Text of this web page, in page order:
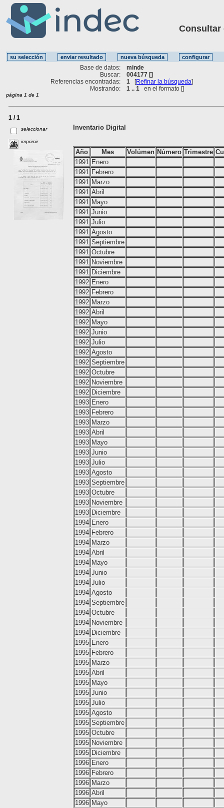
Consultar
Base de datos:
minde
Buscar:
004177 []
Referencias encontradas:
1 [Refinar la búsqueda]
Mostrando:
1 .. 1 en el formato []
página 1 de 1
1 / 1
seleccionar
imprimir
Inventario Digital
Año Mes Volúmen Número Trimestre
1991
Enero
1991
Febrero
1991
Marzo
1991 Abril
1991
Mayo
1991 Junio
1991 Julio
1991 Agosto
1991 Septiembre
1991 Octubre
1991
Noviembre
1991
Diciembre
1992 Enero
1992 Febrero
1992 Marzo
1992 Abril
1992 Mayo
1992 Junio
1992 Julio
1992 Agosto
1992 Septiembre
1992 Octubre
1992 Noviembre
1992 Diciembre
1993 Enero
1993 Febrero
1993 Marzo
1993 Abril
1993 Mayo
1993 Junio
1993 Julio
1993 Agosto
1993 Septiembre
1993 Octubre
1993 Noviembre
1993 Diciembre
1994 Enero
1994 Febrero
1994 Marzo
1994 Abril
1994 Mayo
1994 Junio
1994 Julio
1994 Agosto
1994 Septiembre
1994 Octubre
1994 Noviembre
1994 Diciembre
1995 Enero
1995 Febrero
1995 Marzo
1995 Abril
1995 Mayo
1995 Junio
1995 Julio
1995 Agosto
1995 Septiembre
1995 Octubre
1995 Noviembre
1995 Diciembre
1996 Enero
1996 Febrero
1996 Marzo
1996 Abril
1996 Mayo